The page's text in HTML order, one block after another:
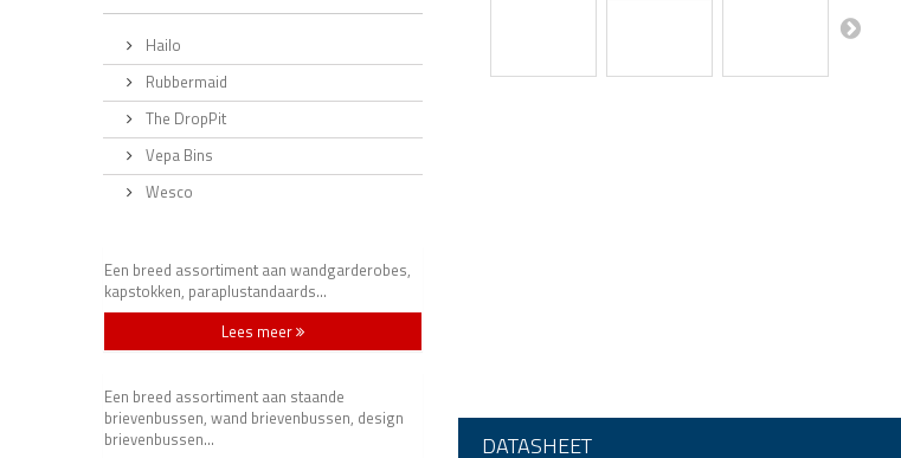
Hailo
Rubbermaid
The DropPit
Vepa Bins
Wesco
Een breed assortiment aan wandgarderobes,
kapstokken, paraplustandaards...
Lees meer
Een breed assortiment aan staande
brievenbussen, wand brievenbussen, design
brievenbussen...
DATASHEET